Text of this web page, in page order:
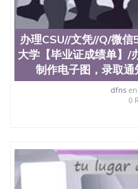
办理CSU//文凭//Q/微
大学【毕业证成绩单】/
制作电子图，录取
dfnsen
0